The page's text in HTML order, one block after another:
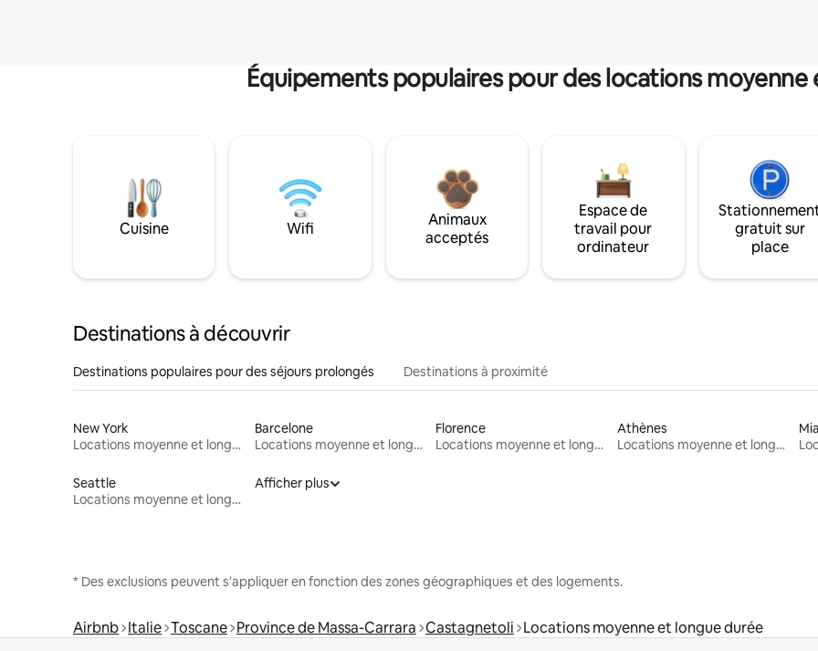
Équipements populaires pour des locations
Cuisine Wifi
Animaux
acceptés
Espace de
travail pour
ordinateur
gratuit sur
place
Destinations à découvrir
Destinations populaires pour des séjours prolongés Destinations à proximité
New York
Locations moyenne et longue durée
Barcelone
Locations moyenne et longue durée
Florence
Locations moyenne et longue durée
Athènes
Locations moyenne et longue durée
Seattle
Locations moyenne et longue durée
Afficher plus
* Des exclusions peuvent s'appliquer en fonction des zones géographiques et des logements.
Airbnb Italie Toscane Province de Massa-Carrara Castagnetoli Locations moyenne et longue durée